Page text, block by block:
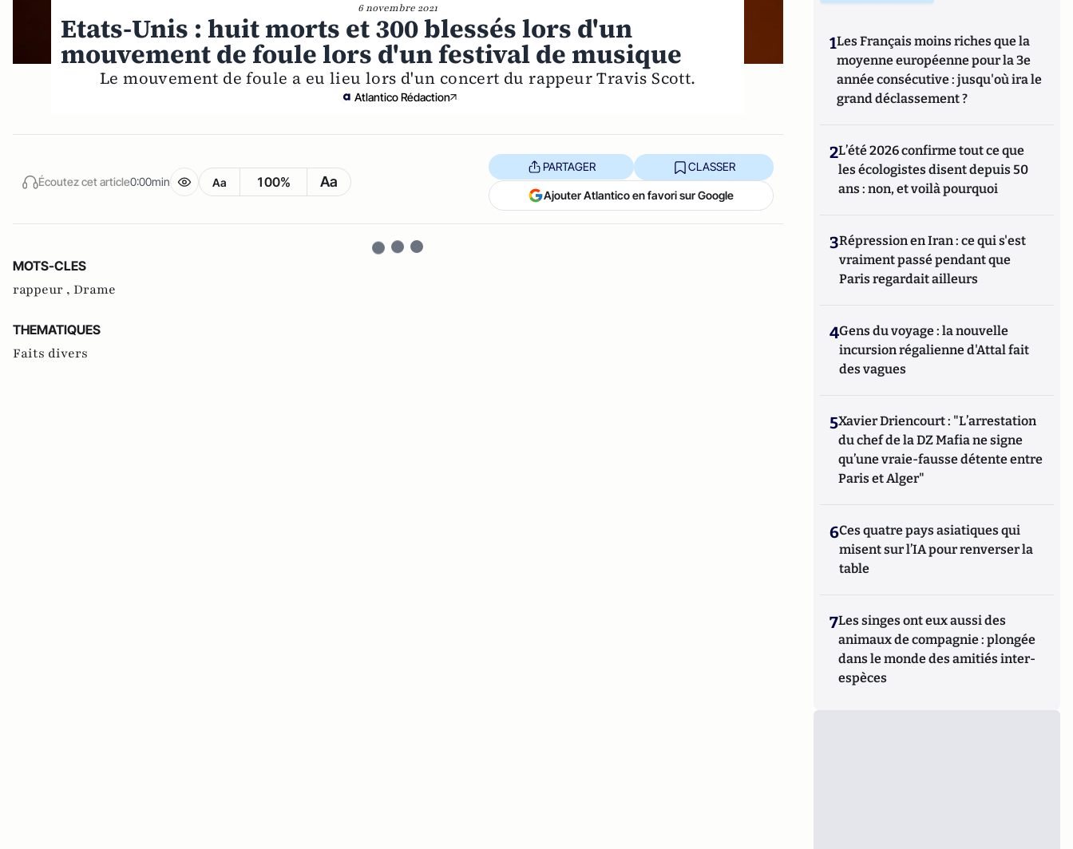
6 novembre 2021
Etats-Unis : huit morts et 300 blessés lors d'un
mouvement de foule lors d'un festival de musique
Le mouvement de foule a eu lieu lors d'un concert du rappeur Travis Scott.
Atlantico Rédaction
Écoutez cet article0:00min Aa 100% Aa
PARTAGER CLASSER
Ajouter Atlantico en favori sur Google
MOTS-CLES
rappeur , Drame
THEMATIQUES
Faits divers
1Les Français moins riches que la
moyenne européenne pour la 3e
année consécutive : jusqu'où ira le
grand déclassement ?
2L’été 2026 confirme tout ce que
les écologistes disent depuis 50
ans : non, et voilà pourquoi
3Répression en Iran : ce qui s'est
vraiment passé pendant que
Paris regardait ailleurs
4Gens du voyage : la nouvelle
incursion régalienne d'Attal fait
des vagues
5Xavier Driencourt : "L’arrestation
du chef de la DZ Mafia ne signe
qu’une vraie-fausse détente entre
Paris et Alger"
6Ces quatre pays asiatiques qui
misent sur l’IA pour renverser la
table
7Les singes ont eux aussi des
animaux de compagnie : plongée
dans le monde des amitiés inter-
espèces